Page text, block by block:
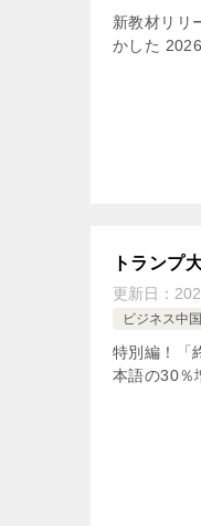
新教材リリ
かした
トランプ
更新日：
ビジネス中
特別編！「
本語の30％